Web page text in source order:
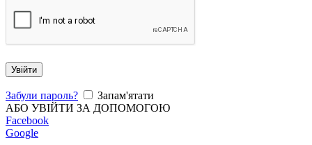
Увійти
Забули пароль?
Запам'ятати
АБО УВІЙТИ ЗА ДОПОМОГОЮ
Facebook
Google